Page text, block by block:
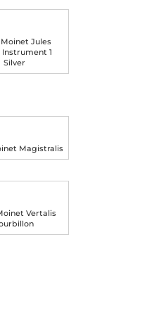
Jules
Instrument 1
Silver
Magistralis
Vertalis